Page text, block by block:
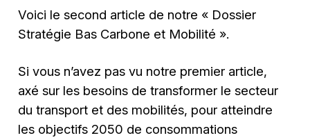
Voici le second article de notre « Dossier
Stratégie Bas Carbone et Mobilité ».
Si vous n’avez pas vu notre premier article,
axé sur les besoins de transformer le secteur
du transport et des mobilités, pour atteindre
les objectifs 2050 de consommations